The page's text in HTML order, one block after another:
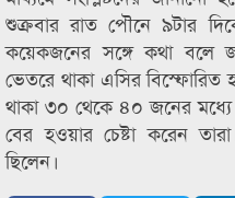
শুক্রবার রাত পৌনে ৯টার
কয়েকজনের সঙ্গে কথা বলে
ভেতরে থাকা এসির বিস্ফোরিত
থাকা ৩০ থেকে ৪০ জনের
বের হওয়ার চেষ্টা করেন
ছিলেন।